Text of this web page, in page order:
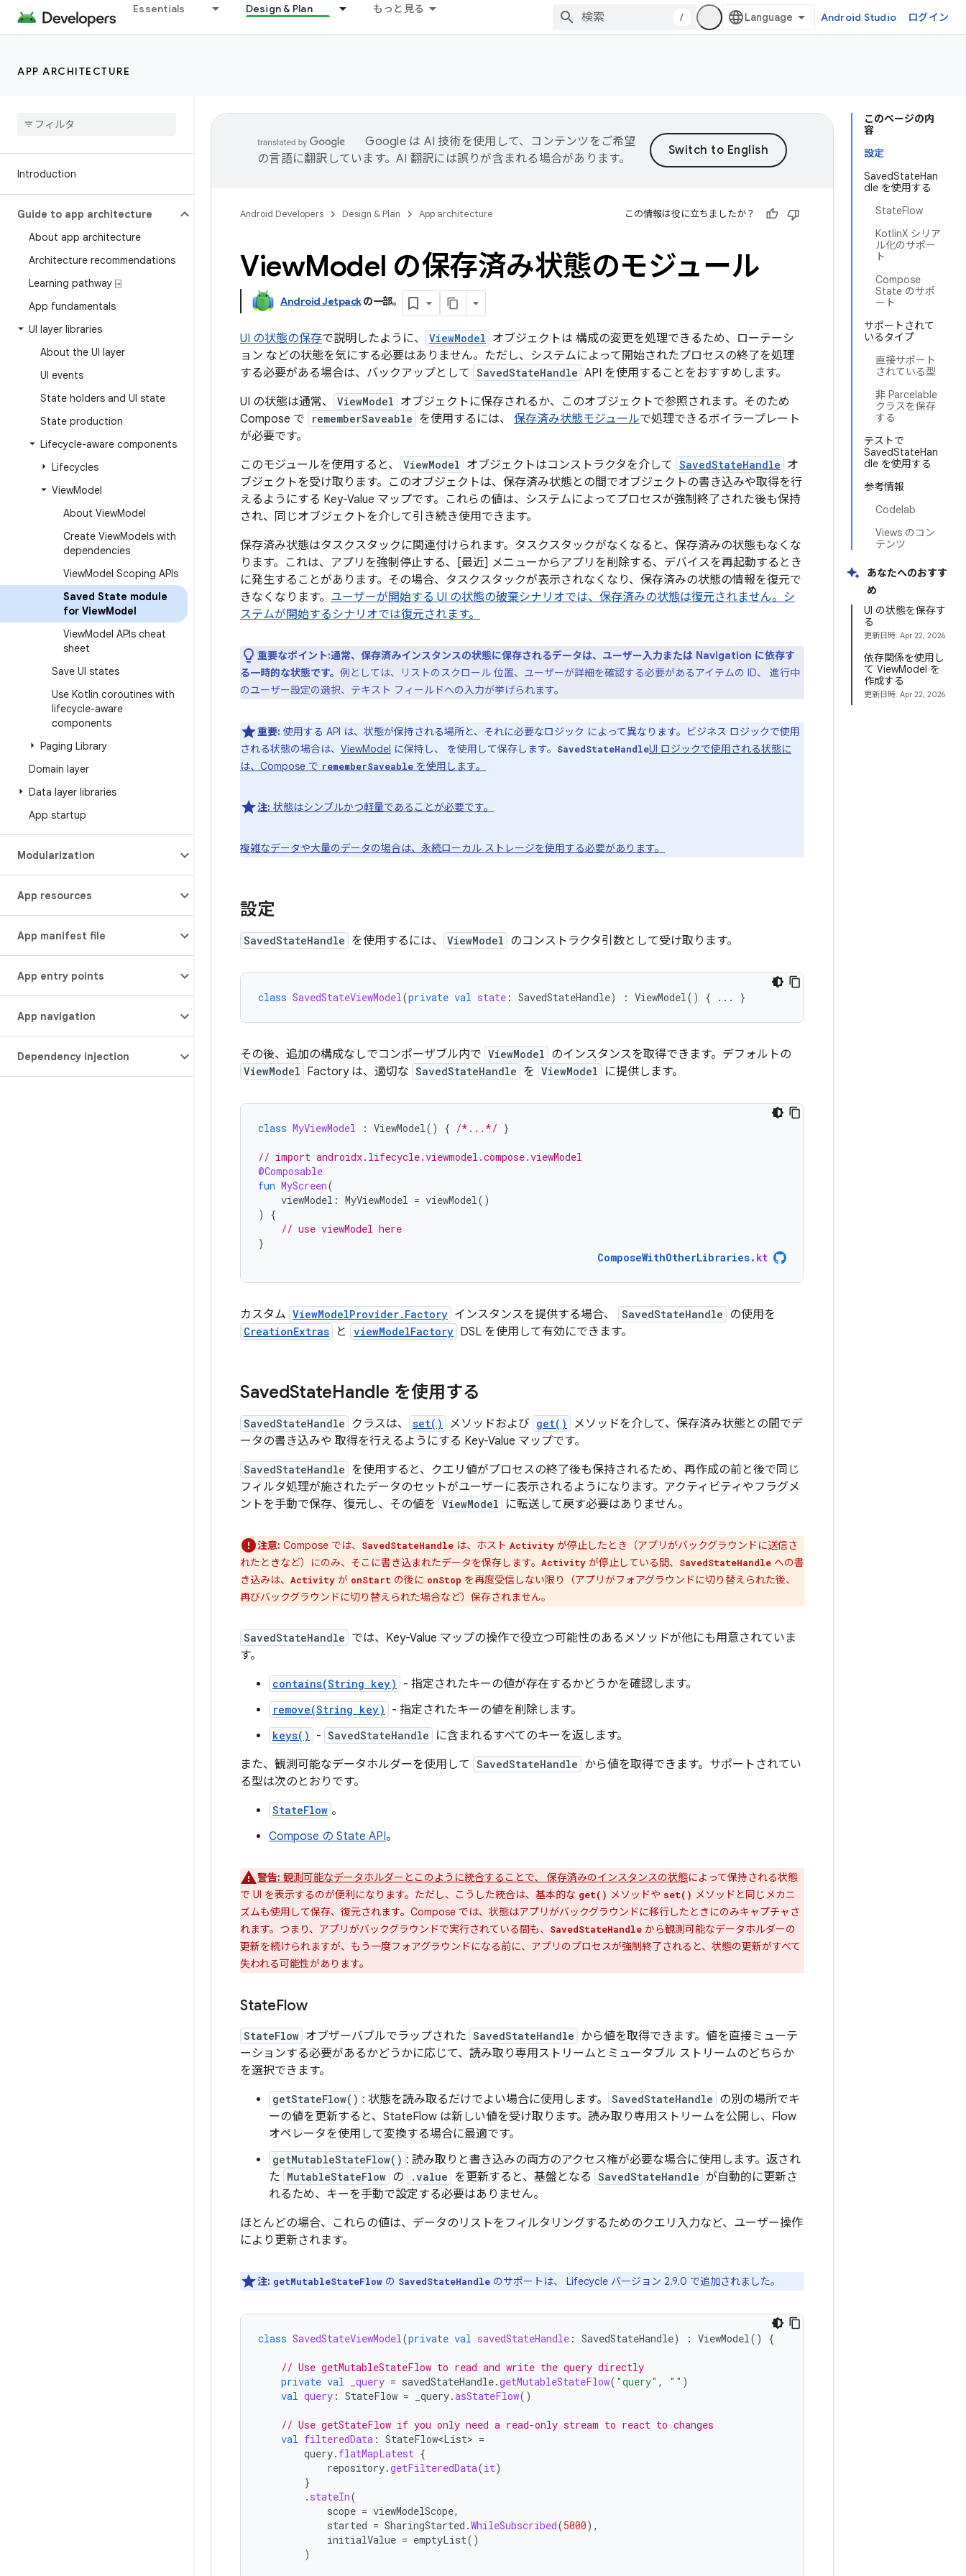
Essentials Design & Plan もっと見る
/ Android Studio ログイン
APP ARCHITECTURE
Introduction
Guide to app architecture
About app architecture
Architecture recommendations
Learning pathway ⍈
App fundamentals
UI layer libraries
About the UI layer
UI events
State holders and UI state
State production
Lifecycle-aware components
Lifecycles
ViewModel
About ViewModel
Create ViewModels with
dependencies
ViewModel Scoping APIs
Saved State module
for ViewModel
ViewModel APIs cheat
sheet
Save UI states
Use Kotlin coroutines with
lifecycle-aware
components
Paging Library
Domain layer
Data layer libraries
App startup
Modularization
App resources
App manifest file
App entry points
App navigation
Dependency injection
このページの内
容
設定
SavedStateHan
dle を使用する
StateFlow
KotlinX シリア
ル化のサポー
ト
Compose
State のサポ
ート
サポートされて
いるタイプ
直接サポート
されている型
非 Parcelable
クラスを保存
する
テストで
SavedStateHan
dle を使用する
参考情報
Codelab
Views のコン
テンツ
あなたへのおすす
め
UI の状態を保存す
る
更新日時: Apr 22, 2026
依存関係を使用し
て ViewModel を
作成する
更新日時: Apr 22, 2026
Google は AI 技術を使用して、コンテンツをご希望
の言語に翻訳しています。AI 翻訳には誤りが含まれる場合があります。
Android Developers Design & Plan App architecture この情報は役に立ちましたか？
ViewModel の保存済み状態のモジュール
Android Jetpackの一部。
UI の状態の保存で説明したように、 ViewModel オブジェクトは 構成の変更を処理できるため、ローテーシ
ョン などの状態を気にする必要はありません。ただし、システムによって開始されたプロセスの終了を処理
する必要がある場合は、バックアップとして SavedStateHandle API を使用することをおすすめします。
UI の状態は通常、
ViewModel オブジェクトに保存されるか、このオブジェクトで参照されます。そのため
Compose で
rememberSaveable を使用するには、 保存済み状態モジュールで処理できるボイラープレート
が必要です。
このモジュールを使用すると、
ViewModel オブジェクトはコンストラクタを介して SavedStateHandle オ
ブジェクトを受け取ります。このオブジェクトは、保存済み状態との間でオブジェクトの書き込みや取得を行
えるようにする Key-Value マップです。これらの値は、システムによってプロセスが強制終了された後も保持
され、同じオブジェクトを介して引き続き使用できます。
保存済み状態はタスクスタックに関連付けられます。タスクスタックがなくなると、保存済みの状態もなくな
ります。これは、アプリを強制停止する、[最近] メニューからアプリを削除する、デバイスを再起動するとき
に発生することがあります。その場合、タスクスタックが表示されなくなり、保存済みの状態の情報を復元で
きなくなります。 ユーザーが開始する UI の状態の破棄シナリオでは、保存済みの状態は復元されません。 シ
ステムが開始するシナリオでは復元されます。
重要なポイント:通常、保存済みインスタンスの状態に保存されるデータは、ユーザー入力または Navigation に依存す
る一時的な状態です。 例としては、リストのスクロール 位置、ユーザーが詳細を確認する必要があるアイテムの ID、 進行中
のユーザー設定の選択、テキスト フィールドへの入力が挙げられます。
重要: 使用する API は、状態が保持される場所と、それに必要なロジック によって異なります。ビジネス ロジックで使用
される状態の場合は、 ViewModel に保持し、 を使用して保存します。 SavedStateHandleUI ロジックで使用される状態に
は、Compose で rememberSaveable を使用します。
注: 状態はシンプルかつ軽量であることが必要です。
複雑なデータや大量のデータの場合は、永続ローカル ストレージを使用する必要があります。
設定
SavedStateHandle を使用するには、 ViewModel のコンストラクタ引数として受け取ります。
class SavedStateViewModel(private val state : SavedStateHandle) : ViewModel() { ... }
その後、追加の構成なしでコンポーザブル内で ViewModel のインスタンスを取得できます。デフォルトの
ViewModel Factory は、適切な SavedStateHandle を ViewModel に提供します。
class MyViewModel : ViewModel() { /*...*/ }
// import androidx.lifecycle.viewmodel.compose.viewModel
@Composable
fun MyScreen(
viewModel : MyViewModel = viewModel()
)
{
// use viewModel here
}
ComposeWithOtherLibraries. kt
カスタム ViewModelProvider.Factory インスタンスを提供する場合、 SavedStateHandle の使用を
CreationExtras と viewModelFactory DSL を使用して有効にできます。
SavedStateHandle を使用する
SavedStateHandle クラスは、 set() メソッドおよび get()
メソッドを介して、保存済み状態との間でデ
ータの書き込みや 取得を行えるようにする Key-Value マップです。
SavedStateHandle を使用すると、クエリ値がプロセスの終了後も保持されるため、再作成の前と後で同じ
フィルタ処理が施されたデータのセットがユーザーに表示されるようになります。アクティビティやフラグメ
ントを手動で保存、復元し、その値を ViewModel に転送して戻す必要はありません。
注意: Compose では、 SavedStateHandle は、ホスト Activity が停止したとき（アプリがバックグラウンドに送信さ
れたときなど）にのみ、そこに書き込まれたデータを保存します。 Activity が停止している間、 SavedStateHandle への書
き込みは、 Activity が onStart の後に onStop を再度受信しない限り（アプリがフォアグラウンドに切り替えられた後、
再びバックグラウンドに切り替えられた場合など）保存されません。
SavedStateHandle では、Key-Value マップの操作で役立つ可能性のあるメソッドが他にも用意されていま
す。
contains(String key) - 指定されたキーの値が存在するかどうかを確認します。
remove(String key) - 指定されたキーの値を削除します。
keys() - SavedStateHandle
に含まれるすべてのキーを返します。
また、観測可能なデータホルダーを使用して SavedStateHandle から値を取得できます。サポートされてい
る型は次のとおりです。
StateFlow 。
Compose の State API。
警告: 観測可能なデータホルダーとこのように統合することで、 保存済みのインスタンスの状態によって保持される状態
で UI を表示するのが便利になります。ただし、こうした統合は、基本的な get() メソッドや set() メソッドと同じメカニ
ズムも使用して保存、復元されます。Compose では、状態はアプリがバックグラウンドに移行したときにのみキャプチャさ
れます。つまり、アプリがバックグラウンドで実行されている間も、
SavedStateHandle から観測可能なデータホルダーの
更新を続けられますが、もう一度フォアグラウンドになる前に、アプリのプロセスが強制終了されると、状態の更新がすべて
失われる可能性があります。
StateFlow
StateFlow オブザーバブルでラップされた SavedStateHandle から値を取得できます。値を直接ミューテ
ーションする必要があるかどうかに応じて、読み取り専用ストリームとミュータブル ストリームのどちらか
を選択できます。
getStateFlow() : 状態を読み取るだけでよい場合に使用します。 SavedStateHandle の別の場所でキ
ーの値を更新すると、StateFlow は新しい値を受け取ります。読み取り専用ストリームを公開し、Flow
オペレータを使用して変換する場合に最適です。
getMutableStateFlow() : 読み取りと書き込みの両方のアクセス権が必要な場合に使用します。返され
た MutableStateFlow の .value を更新すると、基盤となる SavedStateHandle が自動的に更新さ
れるため、キーを手動で設定する必要はありません。
ほとんどの場合、これらの値は、データのリストをフィルタリングするためのクエリ入力など、ユーザー操作
により更新されます。
注: getMutableStateFlow の SavedStateHandle のサポートは、 Lifecycle バージョン 2.9.0 で追加されました。
class SavedStateViewModel(private val savedStateHandle : SavedStateHandle) : ViewModel() {
// Use getMutableStateFlow to read and write the query directly
private val _query = savedStateHandle.getMutableStateFlow( "query" , "" )
val query : StateFlow = _query.asStateFlow()
// Use getStateFlow if you only need a read-only stream to react to changes
val filteredData : StateFlow<List> =
query. flatMapLatest {
repository.getFilteredData(it)
}
. stateIn(
scope = viewModelScope,
started = SharingStarted .WhileSubscribed(5000),
initialValue = emptyList()
)